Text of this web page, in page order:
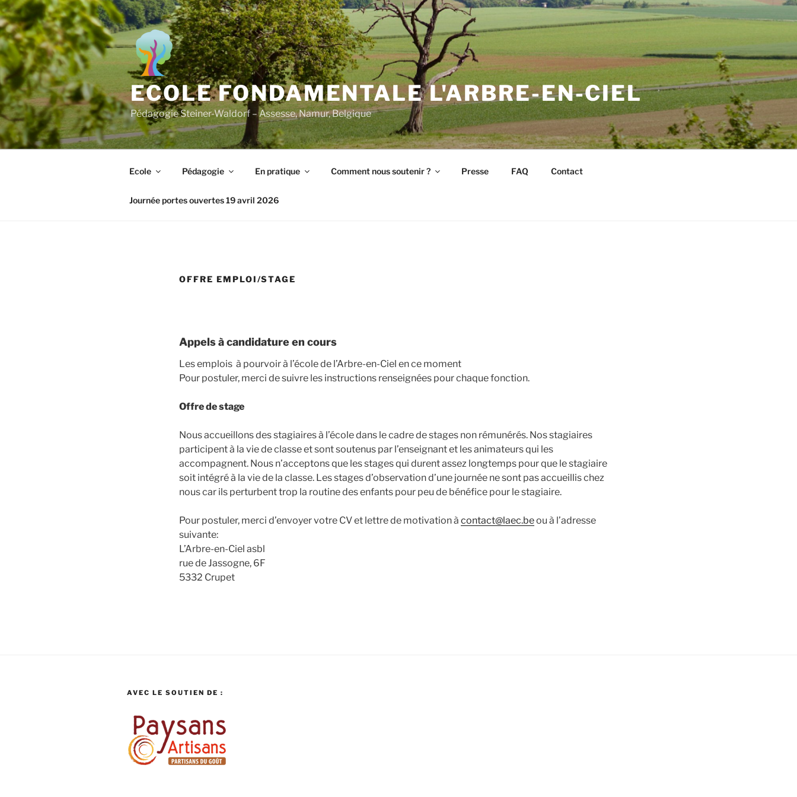
Aller
au
contenu
principal
ECOLE FONDAMENTALE L'ARBRE-EN-CIEL
Pédagogie Steiner-Waldorf – Assesse, Namur, Belgique
Ecole Pédagogie En pratique Comment nous soutenir ? Presse FAQ Contact
Journée portes ouvertes 19 avril 2026
OFFRE EMPLOI/STAGE
Appels à candidature en cours
Les emplois à pourvoir à l’école de l’Arbre-en-Ciel en ce moment
Pour postuler, merci de suivre les instructions renseignées pour chaque fonction.
Offre de stage
Nous accueillons des stagiaires à l’école dans le cadre de stages non rémunérés. Nos stagiaires
participent à la vie de classe et sont soutenus par l’enseignant et les animateurs qui les
accompagnent. Nous n’acceptons que les stages qui durent assez longtemps pour que le stagiaire
soit intégré à la vie de la classe. Les stages d’observation d’une journée ne sont pas accueillis chez
nous car ils perturbent trop la routine des enfants pour peu de bénéfice pour le stagiaire.
Pour postuler, merci d’envoyer votre CV et lettre de motivation à contact@laec.beou à l’adresse
suivante:
L’Arbre-en-Ciel asbl
rue de Jassogne, 6F
5332 Crupet
AVEC LE SOUTIEN DE :